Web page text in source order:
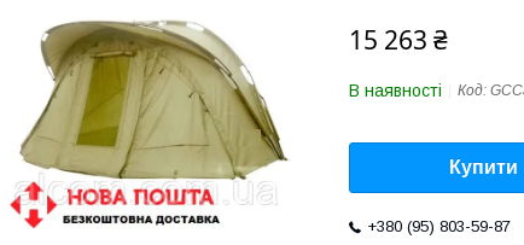
15 263 ₴
В наявності Код:
Купити
+380 (95) 803-59-87